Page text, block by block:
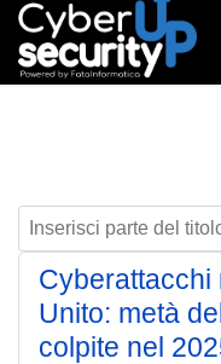
Inserisci parte del titolo
Cyberattacchi
Unito: metà
colpite nel